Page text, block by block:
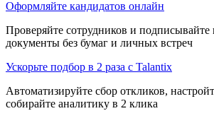
Оформляйте кандидатов онлайн
Проверяйте сотрудников и подписывайте
документы без бумаг и личных встреч
Ускорьте подбор в 2 раза с Talantix
Автоматизируйте сбор откликов,
собирайте аналитику в 2 клика